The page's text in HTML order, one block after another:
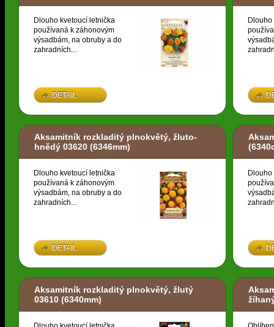
Dlouho kvetoucí letnička
používaná k záhonovým
výsadbám, na obruby a do
zahradních...
DETAIL
Aksamitník rozkladitý plnokvětý, žluto-
hnědý 03620 (6346mm)
Dlouho kvetoucí letnička
používaná k záhonovým
výsadbám, na obruby a do
zahradních...
DETAIL
Aksamitník rozkladitý plnokvětý, žlutý
03610 (6340mm)